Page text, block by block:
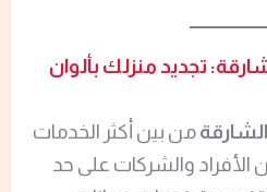
تجديد منزلك بألوان
من بين أكثر الخدمات
الأفراد والشركات على حد